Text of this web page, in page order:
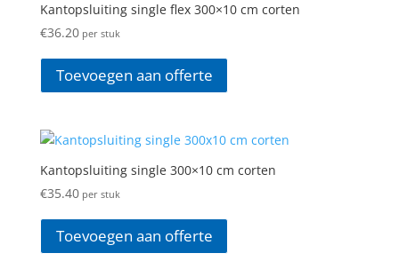
Kantopsluiting single flex 300×10 cm corten
€36.20per stuk
Toevoegen aan offerte
Kantopsluiting single 300×10 cm corten
€35.40per stuk
Toevoegen aan offerte